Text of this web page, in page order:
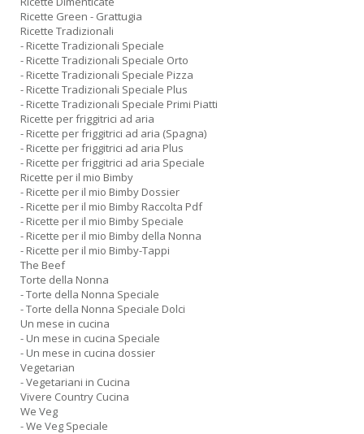
Ricette Green - Grattugia
Ricette Tradizionali
- Ricette Tradizionali Speciale
- Ricette Tradizionali Speciale Orto
- Ricette Tradizionali Speciale Pizza
- Ricette Tradizionali Speciale Plus
- Ricette Tradizionali Speciale Primi Piatti
Ricette per friggitrici ad aria
- Ricette per friggitrici ad aria (Spagna)
- Ricette per friggitrici ad aria Plus
- Ricette per friggitrici ad aria Speciale
Ricette per il mio Bimby
- Ricette per il mio Bimby Dossier
- Ricette per il mio Bimby Raccolta Pdf
- Ricette per il mio Bimby Speciale
- Ricette per il mio Bimby della Nonna
- Ricette per il mio Bimby-Tappi
The Beef
Torte della Nonna
- Torte della Nonna Speciale
- Torte della Nonna Speciale Dolci
Un mese in cucina
- Un mese in cucina Speciale
- Un mese in cucina dossier
Vegetarian
- Vegetariani in Cucina
Vivere Country Cucina
We Veg
- We Veg Speciale